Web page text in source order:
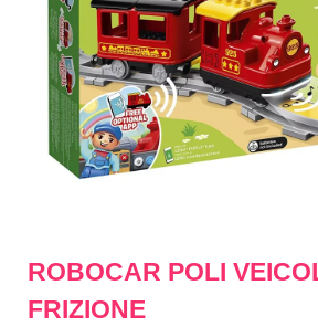
ROBOCAR POLI
FRIZIONE